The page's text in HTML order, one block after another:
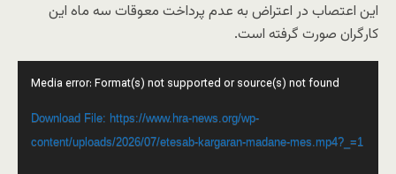
این اعتصاب در اعتراض به عدم پرداخت معوقات سه ماه این
کارگران صورت گرفته است.
Media error: Format(s) not supported or source(s) not found
Download File: https://www.hra-news.org/wp-
content/uploads/2026/07/etesab-kargaran-madane-mes.mp4?_=1